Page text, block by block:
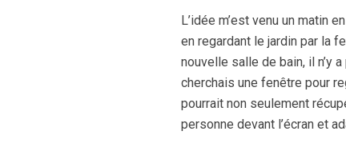
L’idée m’est venu un matin
en regardant le jardin par la
nouvelle salle de bain, il n’y
cherchais une fenêtre pour
pourrait non seulement
personne devant l’écran et